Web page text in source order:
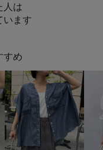
人は
います
すめ